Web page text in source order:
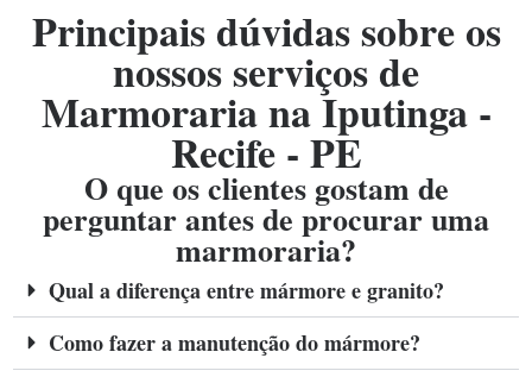
Principais dúvidas sobre os
nossos serviços de
Marmoraria na Iputinga -
Recife - PE
O que os clientes gostam de
perguntar antes de procurar uma
marmoraria?
Qual a diferença entre mármore e granito?
Como fazer a manutenção do mármore?